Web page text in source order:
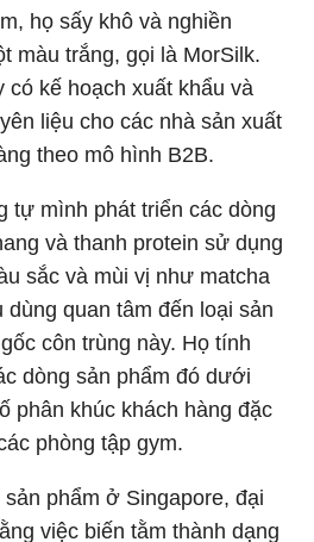
họ sấy khô và nghiền
màu trắng, gọi là MorSilk.
có kế hoạch xuất khẩu và
liệu cho các nhà sản xuất
theo mô hình B2B.
tự mình phát triển các dòng
và thanh protein sử dụng
sắc và mùi vị như matcha
quan tâm đến loại sản
côn trùng này. Họ tính
dòng sản phẩm đó dưới
phân khúc khách hàng đặc
phòng tập gym.
phẩm ở Singapore, đại
việc biến tằm thành dạng